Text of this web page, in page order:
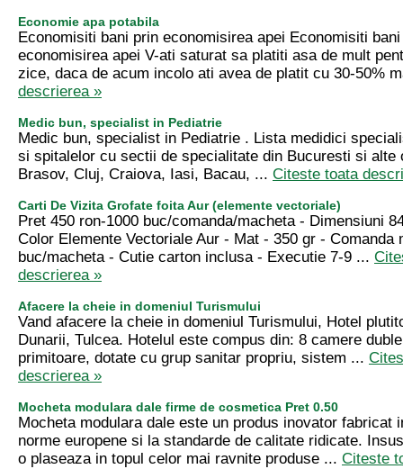
Economie apa potabila
Economisiti bani prin economisirea apei Economisiti
economisirea apei V-ati saturat sa platiti asa de mult
zice, daca de acum incolo ati avea de platit cu 30-50%
descrierea »
Medic bun, specialist in Pediatrie
Medic bun, specialist in Pediatrie . Lista medidici
si spitalelor cu sectii de specialitate din Bucuresti si alte
Brasov, Cluj, Craiova, Iasi, Bacau, ... Citeste toata
Carti De Vizita Grofate foita Aur (elemente vectoriale)
Pret 450 ron-1000 buc/comanda/macheta - Dimensiuni
Color Elemente Vectoriale Aur - Mat - 350 gr - Comanda
buc/macheta - Cutie carton inclusa - Executie 7-9 ...
descrierea »
Afacere la cheie in domeniul Turismului
Vand afacere la cheie in domeniul Turismului, Hotel
Dunarii, Tulcea. Hotelul este compus din: 8 camere
primitoare, dotate cu grup sanitar propriu, sistem ...
descrierea »
Mocheta modulara dale firme de cosmetica Pret 0.50
Mocheta modulara dale este un produs inovator fabricat
norme europene si la standarde de calitate ridicate.
o plaseaza in topul celor mai ravnite produse ... Citeste